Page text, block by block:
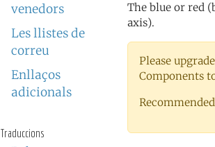
venedors
Les llistes de
correu
Enllaços
adicionals
Traduccions
The blue or red
axis).
Please
Components